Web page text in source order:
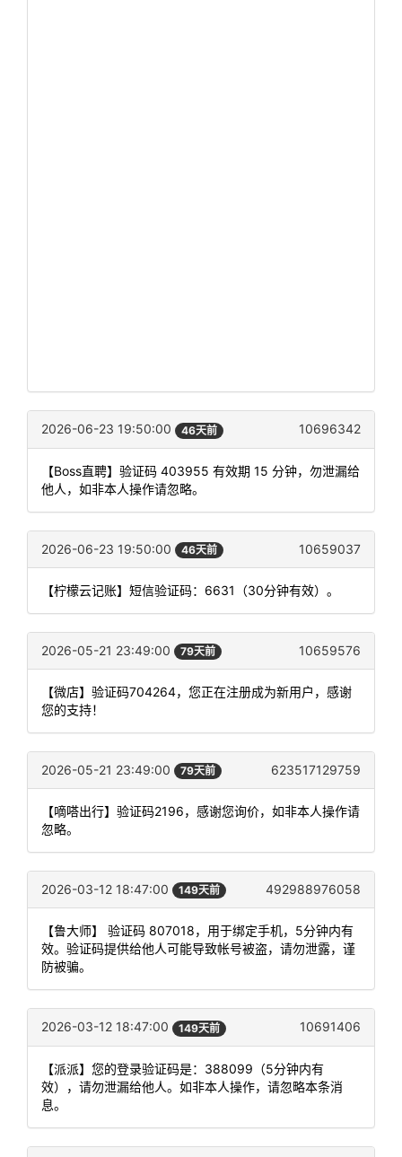
2026-06-23 19:50:00 46天前 10696342
【Boss直聘】验证码 403955 有效期 15 分钟，勿泄漏给
他人，如非本人操作请忽略。
2026-06-23 19:50:00 46天前 10659037
【柠檬云记账】短信验证码：6631（30分钟有效）。
2026-05-21 23:49:00 79天前 10659576
【微店】验证码704264，您正在注册成为新用户，感谢
您的支持！
2026-05-21 23:49:00 79天前 623517129759
【嘀嗒出行】验证码2196，感谢您询价，如非本人操作请
忽略。
2026-03-12 18:47:00 149天前 492988976058
【鲁大师】 验证码 807018，用于绑定手机，5分钟内有
效。验证码提供给他人可能导致帐号被盗，请勿泄露，谨
防被骗。
2026-03-12 18:47:00 149天前 10691406
【派派】您的登录验证码是：388099（5分钟内有
效），请勿泄漏给他人。如非本人操作，请忽略本条消
息。